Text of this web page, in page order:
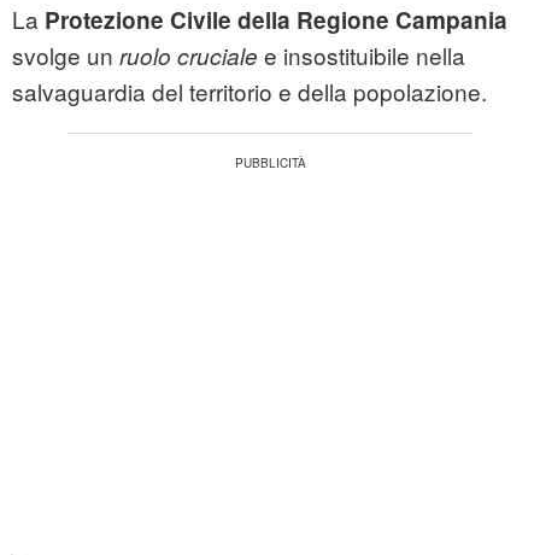
La Protezione Civile della Regione Campania
svolge un ruolo cruciale e insostituibile nella
salvaguardia del territorio e della popolazione.